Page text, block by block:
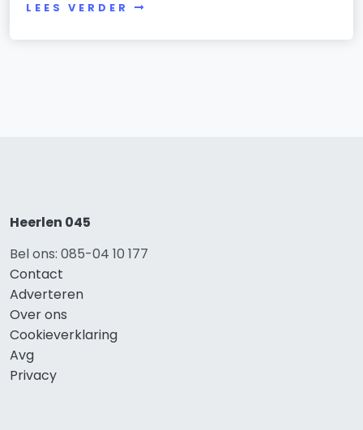
LEES VERDER
Heerlen 045
Bel ons: 085-04 10 177
Contact
Adverteren
Over ons
Cookieverklaring
Avg
Privacy